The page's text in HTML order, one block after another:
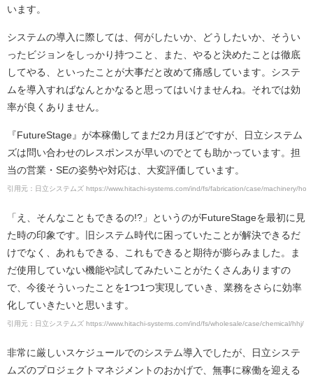
います。
システムの導入に際しては、何がしたいか、どうしたいか、そうい
ったビジョンをしっかり持つこと、また、やると決めたことは徹底
してやる、といったことが大事だと改めて痛感しています。システ
ムを導入すればなんとかなると思ってはいけませんね。それでは効
率が良くありません。
『FutureStage』が本稼働してまだ2カ月ほどですが、日立システム
ズは問い合わせのレスポンスが早いのでとても助かっています。担
当の営業・SEの姿勢や対応は、大変評価しています。
引用元：日立システムズ https://www.hitachi-systems.com/ind/fs/fabrication/case/machinery/
「え、そんなこともできるの!?」というのがFutureStageを最初に見
た時の印象です。旧システム時代に困っていたことが解決できるだ
けでなく、あれもできる、これもできると期待が膨らみました。ま
だ使用していない機能や試してみたいことがたくさんありますの
で、今後そういったことを1つ1つ実現していき、業務をさらに効率
化していきたいと思います。
引用元：日立システムズ https://www.hitachi-systems.com/ind/fs/wholesale/case/chemical/hhj/
非常に厳しいスケジュールでのシステム導入でしたが、日立システ
ムズのプロジェクトマネジメントのおかげで、無事に稼働を迎える